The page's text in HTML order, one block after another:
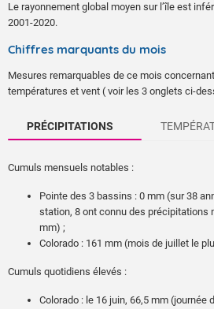
Le rayonnement global moyen sur l’île est
2001-2020.
Chiffres marquants du mois
Mesures remarquables de ce mois
températures et vent ( voir les 3 onglets ci-
PRÉCIPITATIONS
Cumuls mensuels notables :
Pointe des 3 bassins : 0 mm (sur 38
station, 8 ont connu des précipitations
mm) ;
Colorado : 161 mm (mois de juillet le
Cumuls quotidiens élevés :
Colorado : le 16 juin, 66,5 mm (journée